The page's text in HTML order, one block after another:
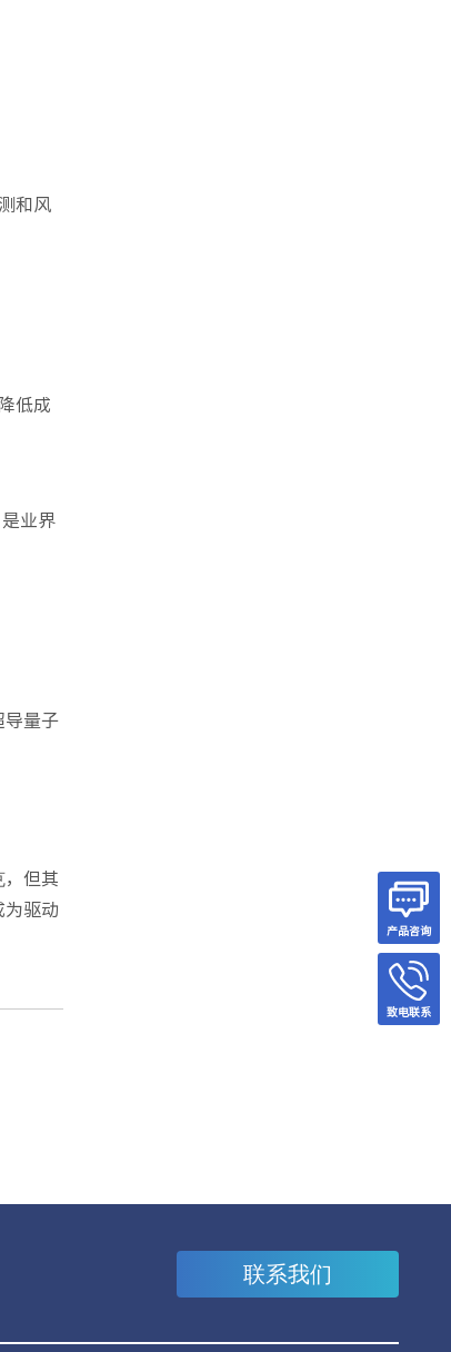
和风
低成
业界
导量子
但其
驱动
产品咨询
致电联系
联系我们